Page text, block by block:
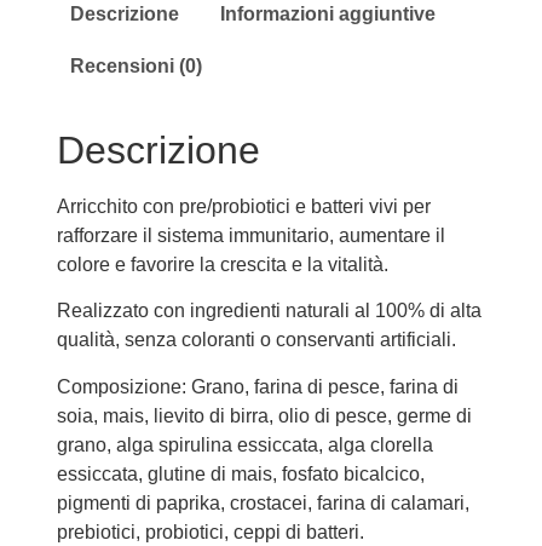
Descrizione Informazioni aggiuntive
Recensioni (0)
Descrizione
Arricchito con pre/probiotici e batteri vivi per
rafforzare il sistema immunitario, aumentare il
colore e favorire la crescita e la vitalità.
Realizzato con ingredienti naturali al 100% di alta
qualità, senza coloranti o conservanti artificiali.
Composizione: Grano, farina di pesce, farina di
soia, mais, lievito di birra, olio di pesce, germe di
grano, alga spirulina essiccata, alga clorella
essiccata, glutine di mais, fosfato bicalcico,
pigmenti di paprika, crostacei, farina di calamari,
prebiotici, probiotici, ceppi di batteri.